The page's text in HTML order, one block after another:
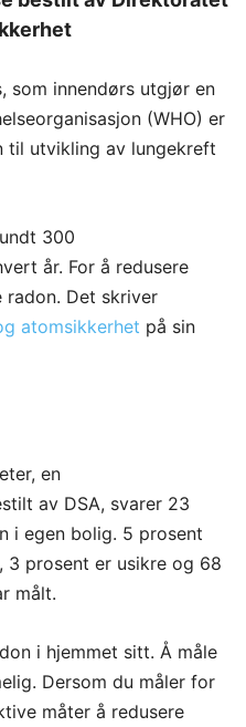
som innendørs utgjør en
(WHO) er
til utvikling av lungekreft
300
år. For å redusere
radon. Det skriver
atomsikkerhet på sin
en
av DSA, svarer 23
i egen bolig. 5 prosent
3 prosent er usikre og 68
målt.
i hjemmet sitt. Å måle
Dersom du måler for
måter å redusere